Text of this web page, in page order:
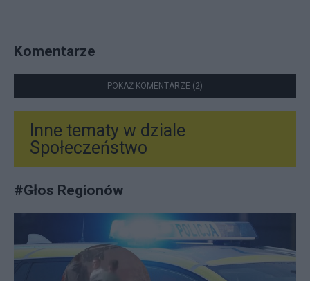
Komentarze
POKAŻ KOMENTARZE (2)
Inne tematy w dziale
Społeczeństwo
#Głos Regionów